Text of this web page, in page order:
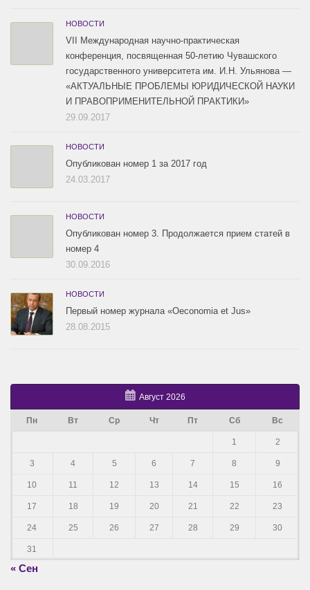
НОВОСТИ
VII Международная научно-практическая
конференция, посвященная 50-летию Чувашского
государственного университета им. И.Н. Ульянова —
«АКТУАЛЬНЫЕ ПРОБЛЕМЫ ЮРИДИЧЕСКОЙ НАУКИ
И ПРАВОПРИМЕНИТЕЛЬНОЙ ПРАКТИКИ»
29.09.2017
НОВОСТИ
Опубликован номер 1 за 2017 год
24.03.2017
НОВОСТИ
Опубликован номер 3. Продолжается прием статей в
номер 4
30.09.2016
НОВОСТИ
Первый номер журнала «Oeconomia et Jus»
28.08.2015
Август 2026
Пн Вт Ср Чт Пт Сб Вс
1 2
3 4 5 6 7 8 9
10 11 12 13 14 15 16
17 18 19 20 21 22 23
24 25 26 27 28 29 30
31
« Сен